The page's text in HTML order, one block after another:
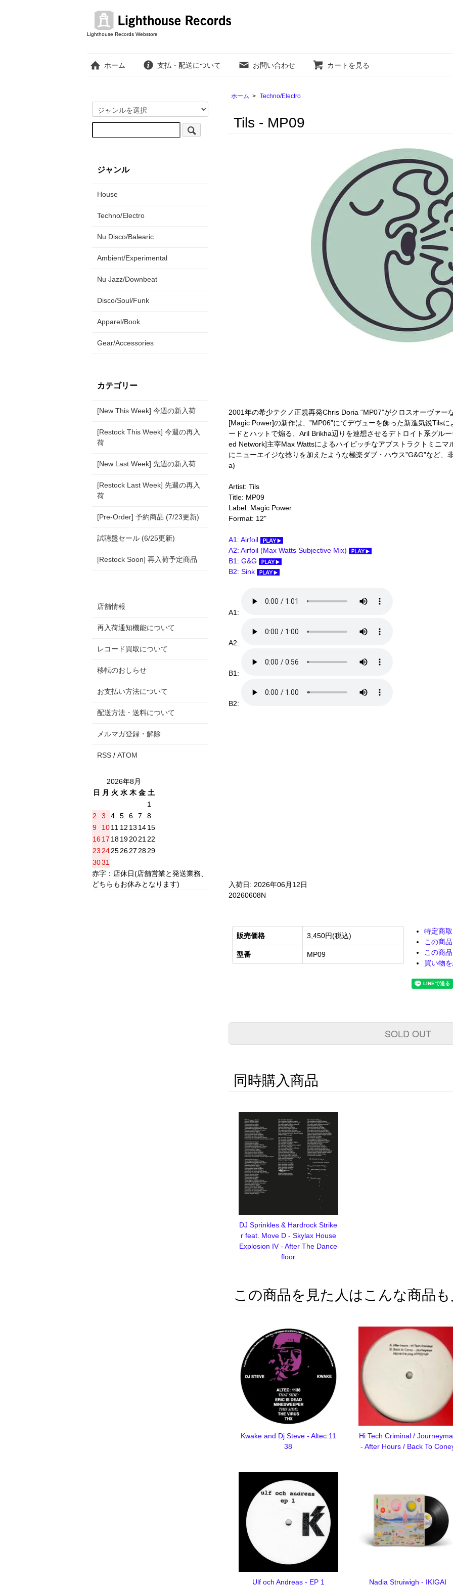
Lighthouse Records Webstore
ホーム 支払・配送について お問い合わせ カートを見る
ホーム > Techno/Electro
Tils - MP09
2001年の希少テクノ正規再発Chris Doria “MP07”がクロスオーヴァ
[Magic Power]の新作は、”MP06”にてデヴューを飾った新進気鋭Tils
ードとハットで煽る、Aril Brikha辺りを連想させるデトロイト系グル
ed Network]主宰Max Wattsによるハイピッチなアブストラクトミニ
にニューエイジな捻りを加えたような極楽ダブ・ハウス”G&G”など
a)
Artist: Tils
Title: MP09
Label: Magic Power
Format: 12"
A1: Airfoil
A2: Airfoil (Max Watts Subjective Mix)
B1: G&G
B2: Sink
A1:
A2:
B1:
B2:
入荷日: 2026年06月12日
20260608N
販売価格 3,450円(税込)
型番 MP09
特定商
この商
この商
買い物
SOLD OUT
同時購入商品
DJ Sprinkles & Hardrock Strike
r feat. Move D - Skylax House
Explosion IV - After The Dance
floor
この商品を見た人はこんな商品
Kwake and Dj Steve - Altec:11
38
Hi Tech Criminal /
- After Hours / Back To
Ulf och Andreas - EP 1 Nadia Struiwigh - IKIGAI
ジャンル
House
Techno/Electro
Nu Disco/Balearic
Ambient/Experimental
Nu Jazz/Downbeat
Disco/Soul/Funk
Apparel/Book
Gear/Accessories
カテゴリー
[New This Week] 今週の新入荷
[Restock This Week] 今週の再入
荷
[New Last Week] 先週の新入荷
[Restock Last Week] 先週の再入
荷
[Pre-Order] 予約商品 (7/23更新)
試聴盤セール (6/25更新)
[Restock Soon] 再入荷予定商品
店舗情報
再入荷通知機能について
レコード買取について
移転のおしらせ
お支払い方法について
配送方法・送料について
メルマガ登録・解除
RSS / ATOM
2026年8月
日
月 火 水 木 金 土
1
2
3 4 5 6 7
8
9
1011 12 13 1415
16 17 18192021 22
23 24252627 2829
3031
赤字：店休日(店舗営業と発送業務、
どちらもお休みとなります)